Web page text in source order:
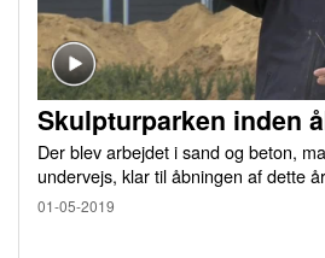
Skulpturparken inden
Der blev arbejdet i sand og beton,
undervejs, klar til åbningen af dette
01-05-2019